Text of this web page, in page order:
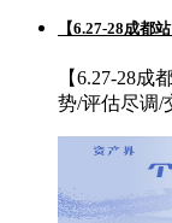
【6.27-28成都
【6.27-28
势/评估尽调/